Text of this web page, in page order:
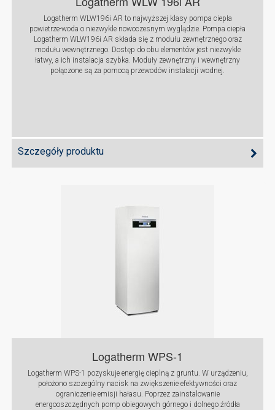
Logatherm WLW196i AR to najwyższej klasy pompa ciepła
powietrze-woda o niezwykle nowoczesnym wyglądzie. Pompa ciepła
Logatherm WLW196i AR składa się z modułu zewnętrznego oraz
modułu wewnętrznego. Dostęp do obu elementów jest niezwykle
łatwy, a ich instalacja szybka. Moduły zewnętrzny i wewnętrzny
połączone są za pomocą przewodów instalacji wodnej.
Szczegóły produktu
Logatherm WPS-1
Logatherm WPS-1 pozyskuje energię cieplną z gruntu. W urządzeniu,
położono szczególny nacisk na zwiększenie efektywności oraz
ograniczenie emisji hałasu. Poprzez zainstalowanie
energooszczędnych pomp obiegowych górnego i dolnego źródła